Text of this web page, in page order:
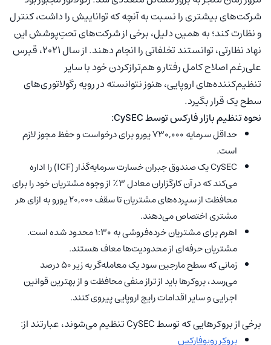
شرکت‌های بیشتری را نسبت به آنچه که تواناییش را داشت، کنترل
و نظارت کند؛ به‌ همین دلیل، برخی از شرکت‌های تحتِ‌پوشش این
نهاد نظارتی، توانستند تخلفاتی را انجام دهند. از سال ۲۰۲۱، قبرس
علی‌رغم اصلاح کامل رفتار و هم‌ترازکردن خود با سایر
تنظیم‌‌کننده‌های اروپایی، هنوز نتوانسته در رویه رگولاتوری‌های
سطح یک قرار بگیرد.
نحوه تنظیم بازار فارکس توسط CySEC:
حداقل سرمایه ۷۳۰,۰۰۰ یورو برای درخواست و حفظ مجوز لازم
است.
CySEC یک صندوق جبران خسارت سرمایه‌گذار (ICF) را اداره
می‌کند که در آن کارگزاران معادل ۳٪ از وجوه مشتریان خود را برای
محافظت از سپرده‌های مشتریان تا سقف ۲۰,۰۰۰ یورو به ازای هر
مشتری اختصاص می‌دهند.
اهرم برای مشتریان خرده‌فروشی به ۱:۳۰ محدود شده است.
مشتریان حرفه‌ای از محدودیت‌ها معاف هستند.
زمانی که سطح مارجین سود یک معامله‌گر به زیر ۵۰ درصد
می‌رسد، بروکرها باید از تراز منفی محافظت و از بهترین قوانین
اجرایی و سایر اقدامات رایج اروپایی پیروی کنند.
برخی از بروکرهایی که توسط CySEC تنظیم می‌شوند، عبارتند از:
بروکر روبوفارکس